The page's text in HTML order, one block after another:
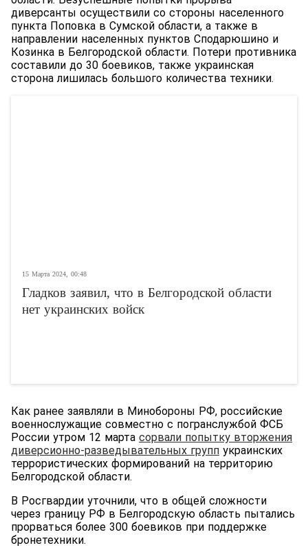
диверсанты осуществили со стороны населенного
пункта Поповка в Сумской области, а также в
направлении населенных пунктов Сподарюшино и
Козинка в Белгородской области. Потери противника
составили до 30 боевиков, также украинская
сторона лишилась большого количества техники.
15 Марта 2024, 00:48
Гладков заявил, что в Белгородской области
нет украинских войск
Как ранее заявляли в Минобороны РФ, российские
военнослужащие совместно с погранслужбой ФСБ
России утром 12 марта сорвали попытку вторжения
диверсионно-разведывательных групп украинских
террористических формирований на территорию
Белгородской области.
В Росгвардии уточнили, что в общей сложности
через границу РФ в Белгородскую область пытались
прорваться более 300 боевиков при поддержке
бронетехники.